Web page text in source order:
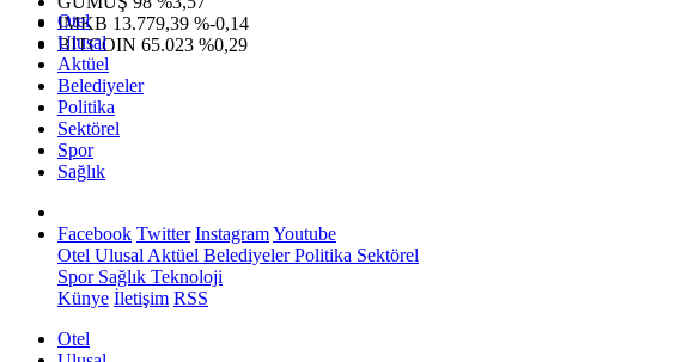
IMKB 13.779,39 %-0,14
BITCOIN 65.023 %0,29
Otel
Ulusal
Aktüel
Belediyeler
Politika
Sektörel
Spor
Sağlık
Facebook Twitter InstagramYoutube
Otel Ulusal Aktüel BelediyelerPolitika Sektörel
SporSağlık Teknoloji
Künye İletişim RSS
Otel